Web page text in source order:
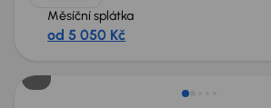
Měsíční splátka
od 5 050 Kč